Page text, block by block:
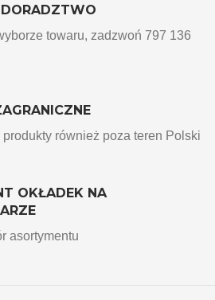
towaru, zadzwoń 797 136
produkty również poza teren Polski
OKŁADEK NA
asortymentu